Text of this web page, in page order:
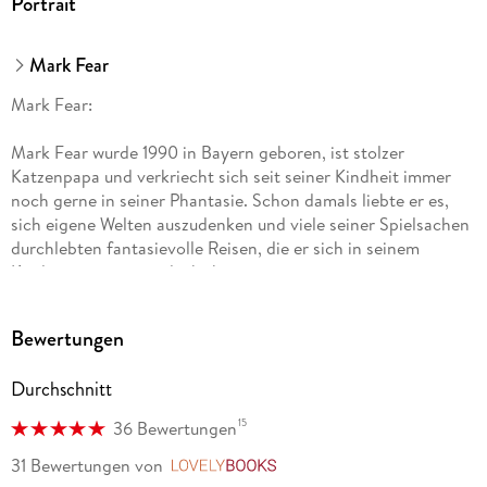
Mark Fear
Mark Fear:
Mark Fear wurde 1990 in Bayern geboren, ist stolzer
Katzenpapa und verkriecht sich seit seiner Kindheit immer
noch gerne in seiner Phantasie. Schon damals liebte er es,
sich eigene Welten auszudenken und viele seiner Spielsachen
durchlebten fantasievolle Reisen, die er sich in seinem
Kinderzimmer ausgedacht hat.
aber noch immer trifft er sich mit seinen Freunden, um bei
Videospiel kleine Abenteuer zu erleben.
2019 begann er, an seinem Debüt zu arbeiten, das im
Dezember 2022 das Licht der Welt erblickte. Mit Das
Bewertungen
Durchschnitt
36 Bewertungen15
31 Bewertungen von